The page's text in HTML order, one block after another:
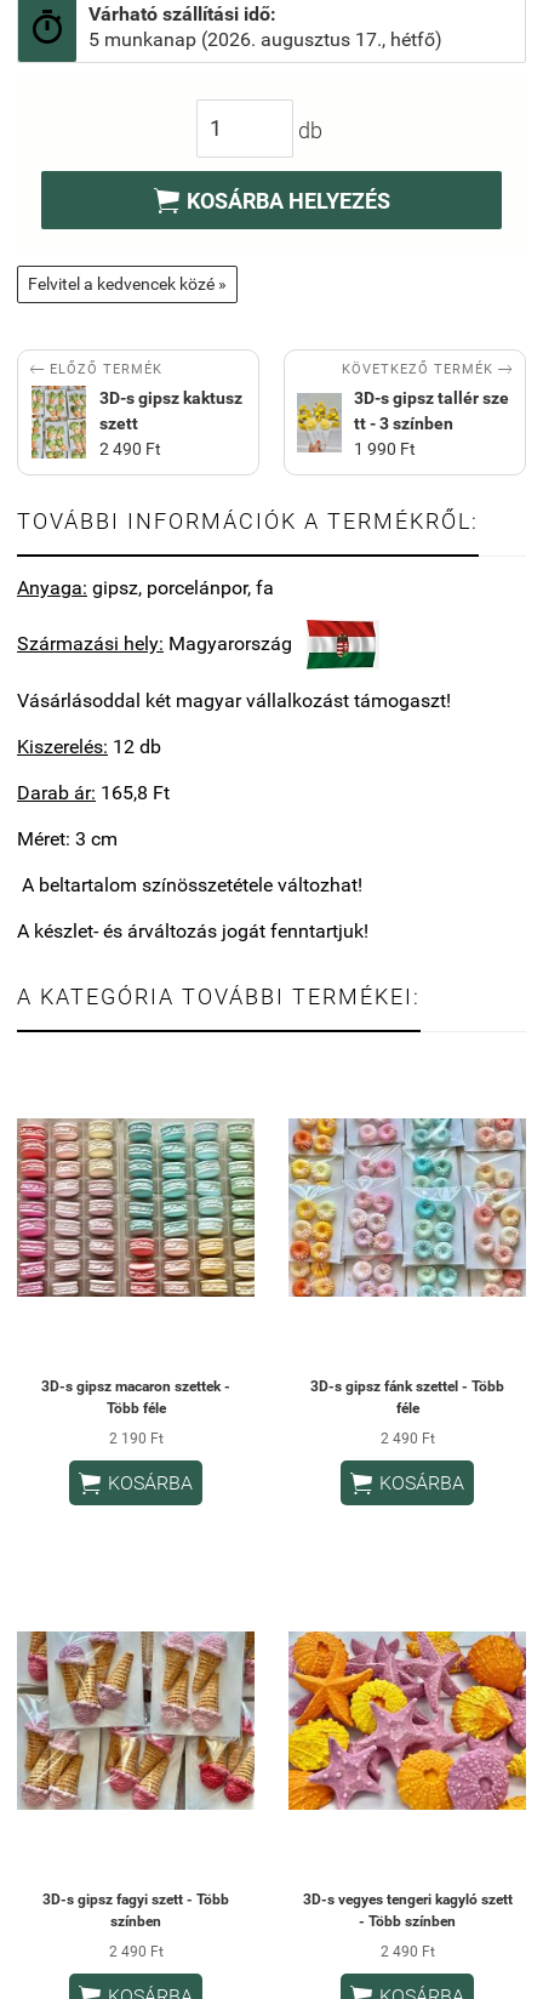

Várható szállítási idő:
5 munkanap (2026. augusztus 17., hétfő)
db
 KOSÁRBA HELYEZÉS
Felvitel a kedvencek közé »
 ELŐZŐ TERMÉK
3D-s gipsz kaktusz
szett
2 490 Ft
KÖVETKEZŐ TERMÉK 
3D-s gipsz tallér sze
tt - 3 színben
1 990 Ft
TOVÁBBI INFORMÁCIÓK A TERMÉKRŐL:
Anyaga: gipsz, porcelánpor, fa
Származási hely: Magyarország
Vásárlásoddal két magyar vállalkozást támogaszt!
Kiszerelés: 12 db
Darab ár: 165,8 Ft
Méret: 3 cm
A beltartalom színösszetétele változhat!
A készlet- és árváltozás jogát fenntartjuk!
A KATEGÓRIA TOVÁBBI TERMÉKEI:
3D-s gipsz macaron szettek -
Több féle
2 190 Ft
 KOSÁRBA
3D-s gipsz fánk szettel - Több
féle
2 490 Ft
 KOSÁRBA
3D-s gipsz fagyi szett - Több
színben
2 490 Ft
3D-s vegyes tengeri kagyló szett
- Több színben
2 490 Ft